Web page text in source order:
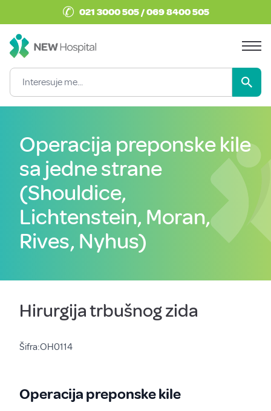
✆ 021 3000 505 / 069 8400 505
Operacija preponske kile
sa jedne strane
(Shouldice,
Lichtenstein, Moran,
Rives, Nyhus)
Hirurgija trbušnog zida
Šifra:OH0114
Operacija preponske kile